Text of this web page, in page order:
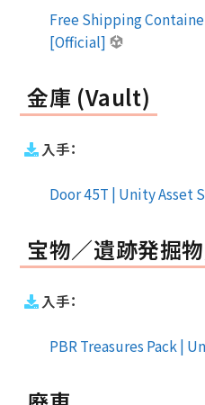
Free Shipping
[Official]
金庫 (Vault)
入手：
Door 45T | Unity Asset
宝物／遺跡発掘
入手：
PBR Treasures Pack |